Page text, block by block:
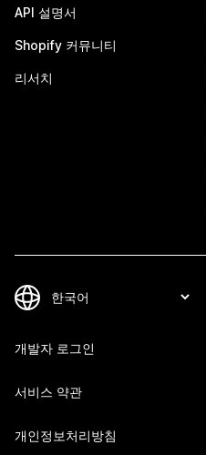
API 설명서
Shopify 커뮤니티
리서치
개발자 로그인
서비스 약관
개인정보처리방침